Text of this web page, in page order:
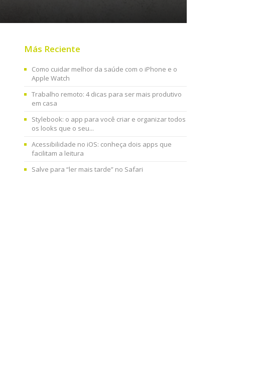
Más Reciente
Como cuidar melhor da saúde com o iPhone e o
Apple Watch
Trabalho remoto: 4 dicas para ser mais produtivo
em casa
Stylebook: o app para você criar e organizar todos
os looks que o seu...
Acessibilidade no iOS: conheça dois apps que
facilitam a leitura
Salve para “ler mais tarde” no Safari